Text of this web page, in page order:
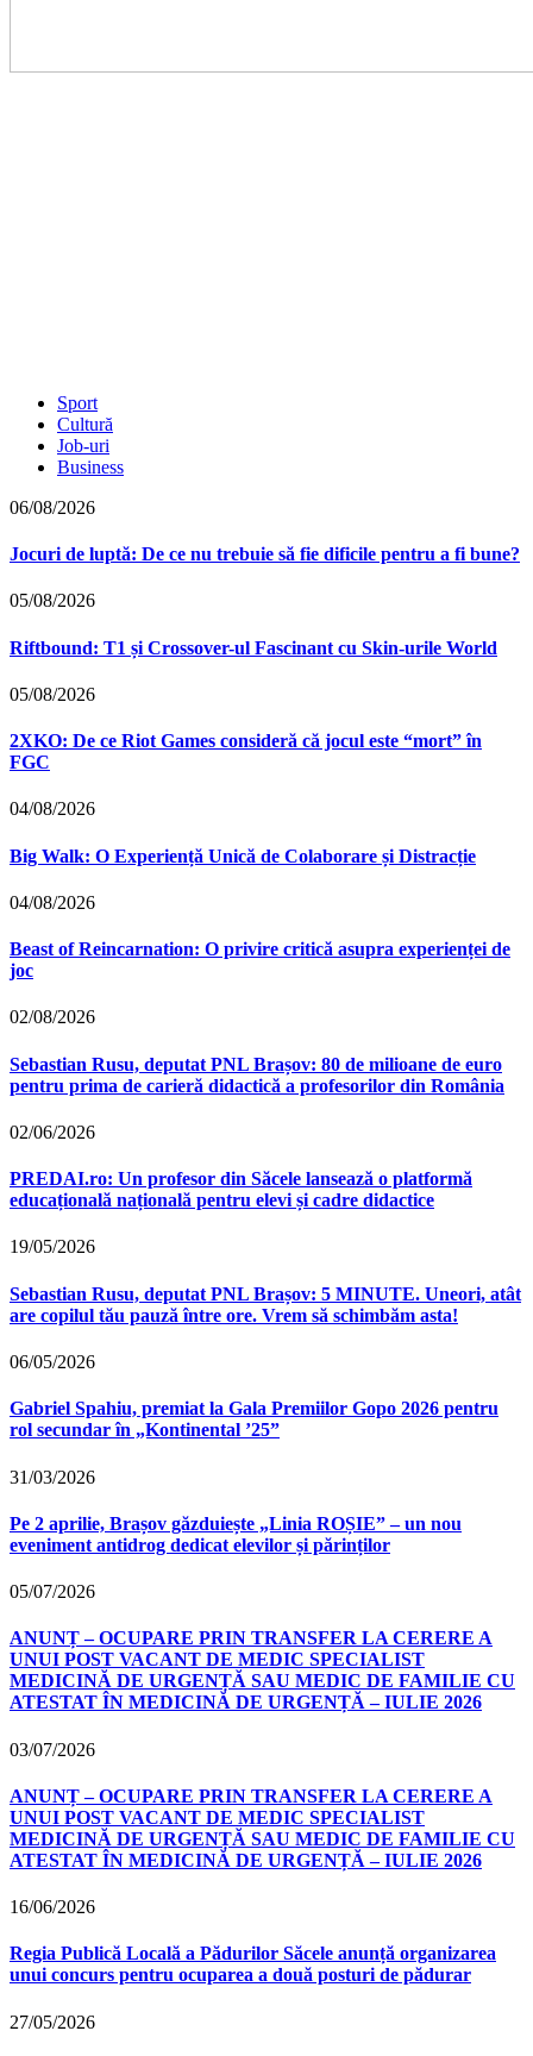
Sport
Cultură
Job-uri
Business
06/08/2026
Jocuri de luptă: De ce nu trebuie să fie dificile pentru a fi bune?
05/08/2026
Riftbound: T1 și Crossover-ul Fascinant cu Skin-urile World
05/08/2026
2XKO: De ce Riot Games consideră că jocul este “mort” în
FGC
04/08/2026
Big Walk: O Experiență Unică de Colaborare și Distracție
04/08/2026
Beast of Reincarnation: O privire critică asupra experienței de
joc
02/08/2026
Sebastian Rusu, deputat PNL Brașov: 80 de milioane de euro
pentru prima de carieră didactică a profesorilor din România
02/06/2026
PREDAI.ro: Un profesor din Săcele lansează o platformă
educațională națională pentru elevi și cadre didactice
19/05/2026
Sebastian Rusu, deputat PNL Brașov: 5 MINUTE. Uneori, atât
are copilul tău pauză între ore. Vrem să schimbăm asta!
06/05/2026
Gabriel Spahiu, premiat la Gala Premiilor Gopo 2026 pentru
rol secundar în „Kontinental ’25”
31/03/2026
Pe 2 aprilie, Brașov găzduiește „Linia ROȘIE” – un nou
eveniment antidrog dedicat elevilor și părinților
05/07/2026
ANUNȚ – OCUPARE PRIN TRANSFER LA CERERE A
UNUI POST VACANT DE MEDIC SPECIALIST
MEDICINĂ DE URGENȚĂ SAU MEDIC DE FAMILIE CU
ATESTAT ÎN MEDICINĂ DE URGENȚĂ – IULIE 2026
03/07/2026
ANUNȚ – OCUPARE PRIN TRANSFER LA CERERE A
UNUI POST VACANT DE MEDIC SPECIALIST
MEDICINĂ DE URGENȚĂ SAU MEDIC DE FAMILIE CU
ATESTAT ÎN MEDICINĂ DE URGENȚĂ – IULIE 2026
16/06/2026
Regia Publică Locală a Pădurilor Săcele anunță organizarea
unui concurs pentru ocuparea a două posturi de pădurar
27/05/2026